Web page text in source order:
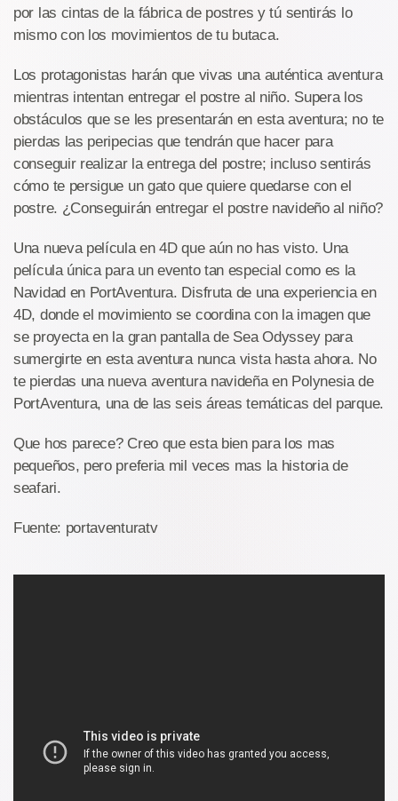
por las cintas de la fábrica de postres y tú sentirás lo
mismo con los movimientos de tu butaca.
Los protagonistas harán que vivas una auténtica aventura
mientras intentan entregar el postre al niño. Supera los
obstáculos que se les presentarán en esta aventura; no te
pierdas las peripecias que tendrán que hacer para
conseguir realizar la entrega del postre; incluso sentirás
cómo te persigue un gato que quiere quedarse con el
postre. ¿Conseguirán entregar el postre navideño al niño?
Una nueva película en 4D que aún no has visto. Una
película única para un evento tan especial como es la
Navidad en PortAventura. Disfruta de una experiencia en
4D, donde el movimiento se coordina con la imagen que
se proyecta en la gran pantalla de Sea Odyssey para
sumergirte en esta aventura nunca vista hasta ahora. No
te pierdas una nueva aventura navideña en Polynesia de
PortAventura, una de las seis áreas temáticas del parque.
Que hos parece? Creo que esta bien para los mas
pequeños, pero preferia mil veces mas la historia de
seafari.
Fuente: portaventuratv